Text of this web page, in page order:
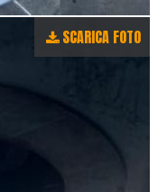
SCARICA FOTO